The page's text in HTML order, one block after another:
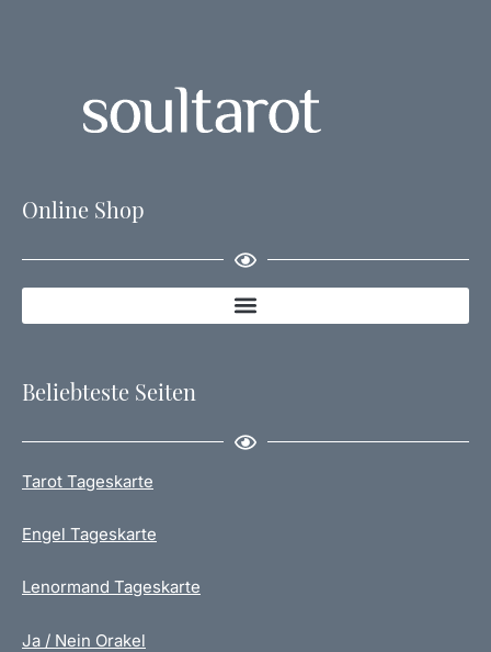
Online Shop
Beliebteste Seiten
Tarot Tageskarte
Engel Tageskarte
Lenormand Tageskarte
Ja / Nein Orakel